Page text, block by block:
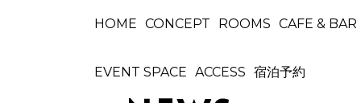
HOME CONCEPT ROOMS CAFE & BAR
EVENT SPACE ACCESS 宿泊予約